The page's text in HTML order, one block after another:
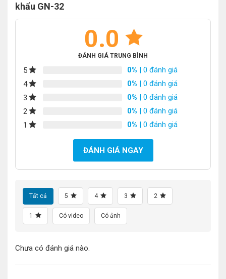
khẩu GN-32
0.0
ĐÁNH GIÁ TRUNG BÌNH
5 0% | 0 đánh giá
4
0% | 0 đánh giá
3
0% | 0 đánh giá
2
0% | 0 đánh giá
1
0% | 0 đánh giá
ĐÁNH GIÁ NGAY
Tất cả 5 4 3 2
1 Có video Có ảnh
Chưa có đánh giá nào.